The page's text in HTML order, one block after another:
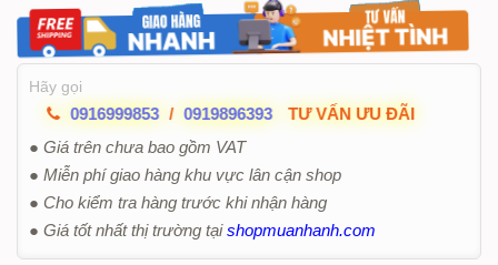
Hãy gọi
0916999853 / 0919896393
TƯ VẤN ƯU ĐÃI
● Giá trên chưa bao gồm VAT
● Miễn phí giao hàng khu vực lân cận shop
● Cho kiểm tra hàng trước khi nhận hàng
● Giá tốt nhất thị trường tạishopmuanhanh.com